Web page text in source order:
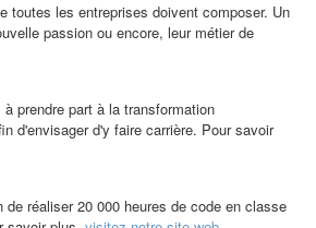
toutes les entreprises doivent composer. Un
passion ou encore, leur métier de
prendre part à la transformation
d'envisager d'y faire carrière. Pour savoir
réaliser 20 000 heures de code en classe